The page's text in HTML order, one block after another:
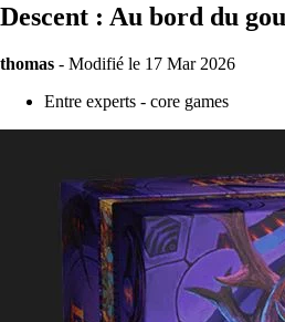
Descent : Au bord du
thomas - Modifié le 17 Mar 2026
Entre experts - core games